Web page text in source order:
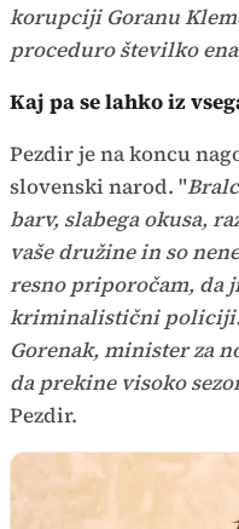
korupciji Goranu
proceduro številko ena
Kaj pa se lahko iz
Pezdir je na koncu
slovenski narod. "
barv, slabega okusa,
vaše družine in so
resno priporočam, da
kriminalistični policiji.
Gorenak, minister za
da prekine visoko
Pezdir.